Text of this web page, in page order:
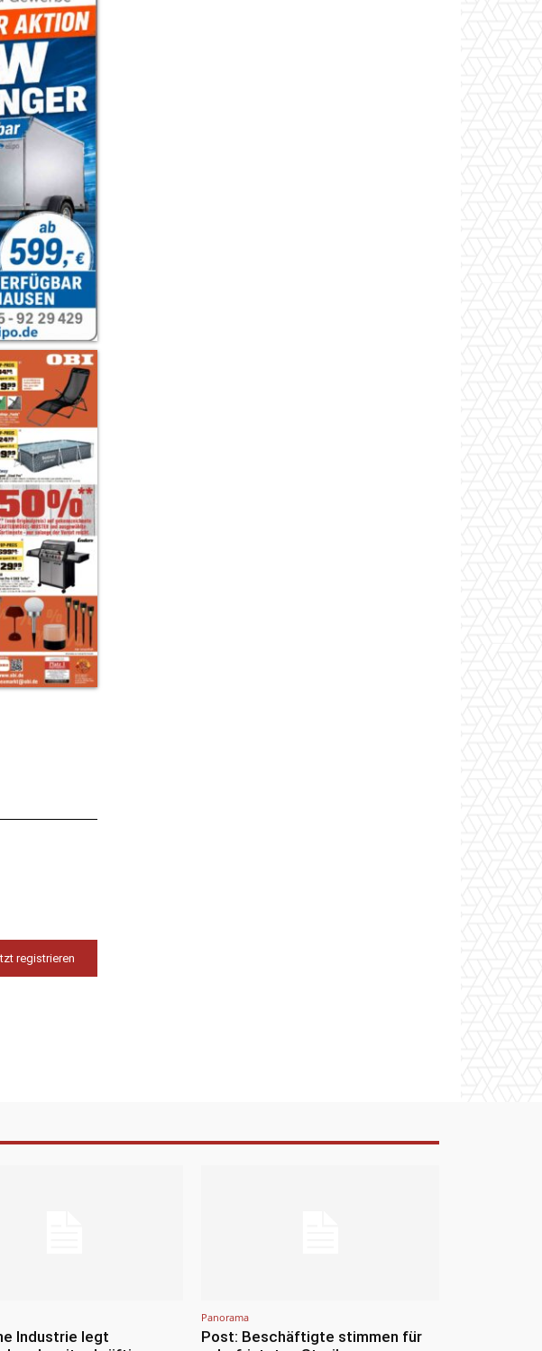
registrieren
Industrie legt
Panorama
Post: Beschäftigte stimmen für